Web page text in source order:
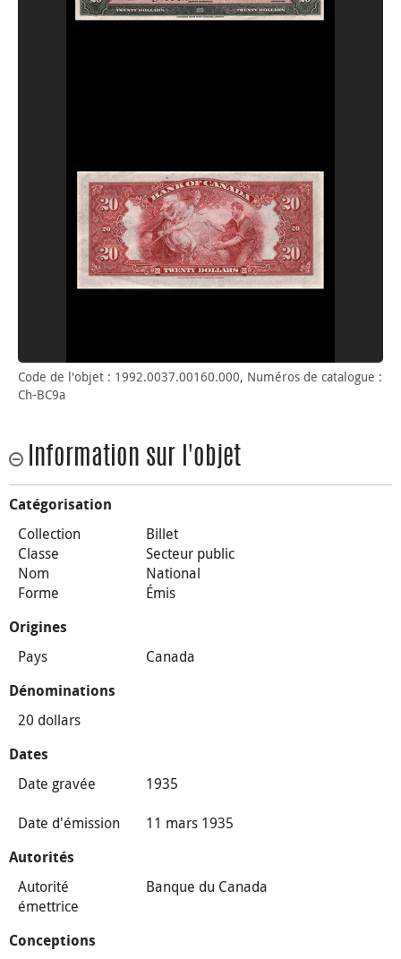
Code de l'objet : 1992.0037.00160.000, Numéros de catalogue :
Ch-BC9a
Information sur l'objet
Catégorisation
Collection
Billet
Classe
Secteur public
Nom
National
Forme
Émis
Origines
Pays Canada
Dénominations
20 dollars
Dates
Date gravée
1935
Date d'émission
11 mars 1935
Autorités
Autorité
émettrice
Banque du Canada
Conceptions